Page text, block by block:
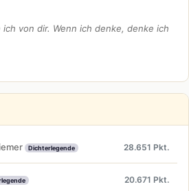
von dir. Wenn ich denke, denke ich
Dichterlegende 28.651 Pkt.
20.671 Pkt.